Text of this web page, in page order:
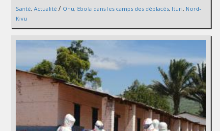
Santé, Actualité / Onu, Ebola dans les camps des déplacés, Ituri, Nord-
Kivu